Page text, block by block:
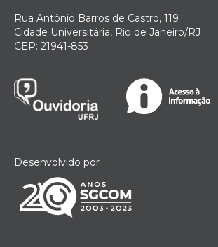
Rua Antônio Barros de Castro, 119
Cidade Universitária, Rio de Janeiro/RJ
CEP: 21941-853
Desenvolvido por